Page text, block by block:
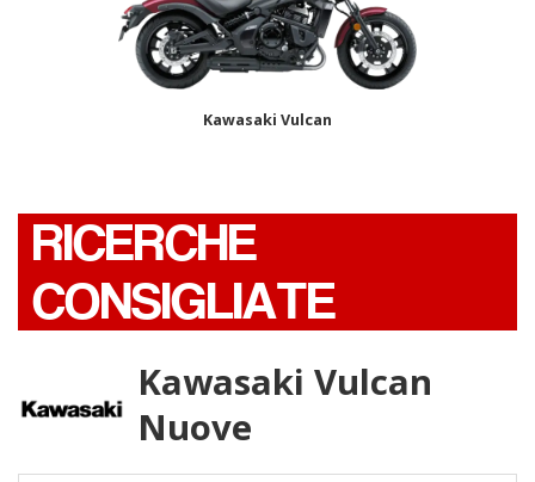
Kawasaki Vulcan
RICERCHE
CONSIGLIATE
Kawasaki Vulcan
Nuove